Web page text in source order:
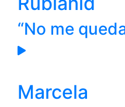
“No me
Marcela